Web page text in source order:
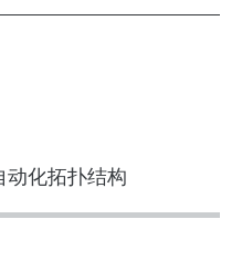
动化拓扑结构